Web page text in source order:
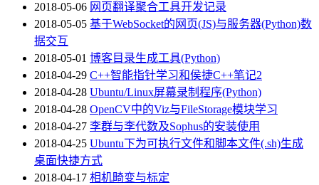
2018-05-06 网页翻译聚合工具开发记录
2018-05-05 基于WebSocket的网页(JS)与服务器(Python)数
据交互
2018-05-01 博客目录生成工具(Python)
2018-04-29 C++智能指针学习和侯捷C++笔记2
2018-04-28 Ubuntu/Linux屏幕录制程序(Python)
2018-04-28 OpenCV中的Viz与FileStorage模块学习
2018-04-27 李群与李代数及Sophus的安装使用
2018-04-25 Ubuntu下为可执行文件和脚本文件(.sh)生成
桌面快捷方式
2018-04-17 相机畸变与标定